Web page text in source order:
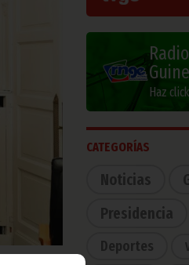
Haz
CATEGORÍAS
Noticias
Presidencia
Deportes